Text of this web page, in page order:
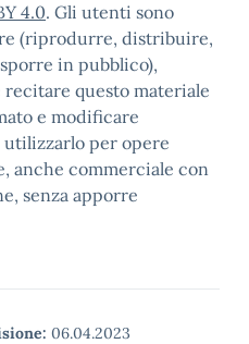
4.0. Gli utenti sono
(riprodurre, distribuire,
in pubblico),
questo materiale
e modificare
per opere
anche commerciale con
senza apporre
06.04.2023